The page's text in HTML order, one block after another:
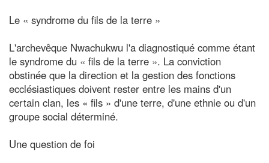
Le « syndrome du fils de la terre »
L'archevêque Nwachukwu l'a diagnostiqué comme étant
le syndrome du « fils de la terre ». La conviction
obstinée que la direction et la gestion des fonctions
ecclésiastiques doivent rester entre les mains d'un
certain clan, les « fils » d'une terre, d'une ethnie ou d'un
groupe social déterminé.
Une question de foi